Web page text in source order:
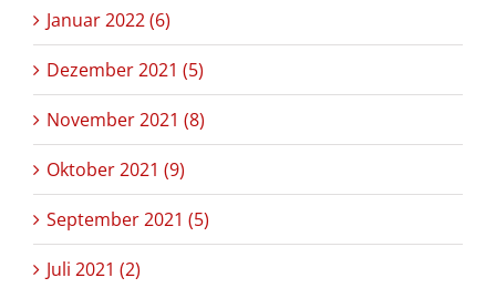
Januar 2022 (6)
Dezember 2021 (5)
November 2021 (8)
Oktober 2021 (9)
September 2021 (5)
Juli 2021 (2)